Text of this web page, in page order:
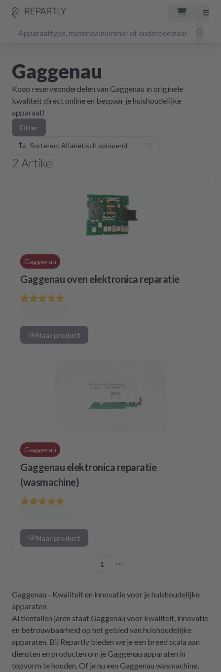
Gaggenau
Koop reserveonderdelen van Gaggenau in originele
kwaliteit direct online en bespaar je huishoudelijke
apparaat!
Filter
Sorteren: Alfabetisch oplopend
2 Artikel
Gaggenau
Gaggenau oven elektronica reparatie
Naar product
Gaggenau
Gaggenau elektronica reparatie
(wasmachine)
Naar product
1
Gaggenau - Kwaliteit en innovatie voor je huishoudelijke
apparaten
Al tientallen jaren staat Gaggenau voor kwaliteit, innovatie
en betrouwbaarheid op het gebied van huishoudelijke
apparaten. Bij Repartly bieden we je een breed scala aan
diensten en producten om je Gaggenau apparaten in
topvorm te houden. Of je nu een Gaggenau wasmachine,